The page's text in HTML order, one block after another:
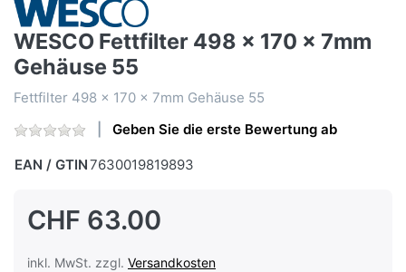
WESCO Fettfilter 498 x 170 x 7mm
Gehäuse 55
Fettfilter 498 x 170 x 7mm Gehäuse 55
Geben Sie die erste Bewertung ab
EAN / GTIN7630019819893
CHF 63.00
inkl. MwSt. zzgl. Versandkosten